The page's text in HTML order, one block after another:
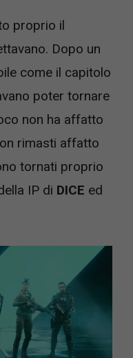
proprio il
Dopo un
come il capitolo
poter tornare
non ha affatto
rimasti affatto
tornati proprio
IP di DICE ed